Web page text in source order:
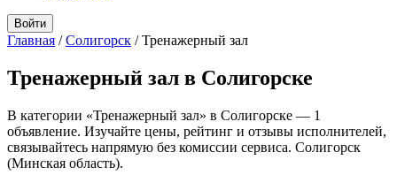
Войти
Главная / Солигорск / Тренажерный зал
Тренажерный зал в Солигорске
В категории «Тренажерный зал» в Солигорске — 1
объявление. Изучайте цены, рейтинг и отзывы исполнителей,
связывайтесь напрямую без комиссии сервиса. Солигорск
(Минская область).